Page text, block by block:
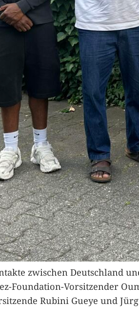
zwischen Deutschland
Foundation-Vorsitzender
Rubini Gueye und